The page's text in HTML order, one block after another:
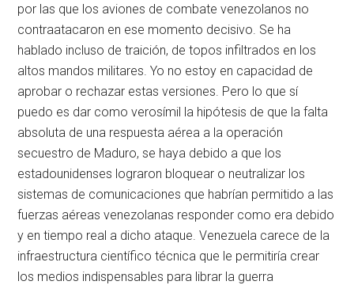
por las que los aviones de combate venezolanos no
contraatacaron en ese momento decisivo. Se ha
hablado incluso de traición, de topos infiltrados en los
altos mandos militares. Yo no estoy en capacidad de
aprobar o rechazar estas versiones. Pero lo que sí
puedo es dar como verosímil la hipótesis de que la falta
absoluta de una respuesta aérea a la operación
secuestro de Maduro, se haya debido a que los
estadounidenses lograron bloquear o neutralizar los
sistemas de comunicaciones que habrían permitido a las
fuerzas aéreas venezolanas responder como era debido
y en tiempo real a dicho ataque. Venezuela carece de la
infraestructura científico técnica que le permitiría crear
los medios indispensables para librar la guerra